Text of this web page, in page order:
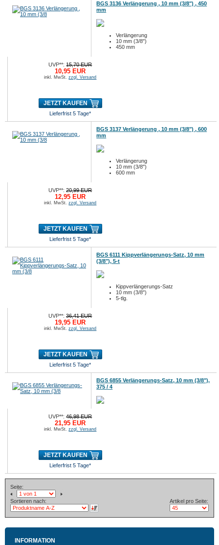
BGS 3136 Verlängerung , 10 mm (3/8") , 450
mm
Verlängerung
10 mm (3/8")
450 mm
UVP**:15,70 EUR
10,95 EUR
inkl. MwSt.zzgl. Versand
JETZT KAUFEN
Lieferfrist 5 Tage*
BGS 3137 Verlängerung , 10 mm (3/8") , 600
mm
Verlängerung
10 mm (3/8")
600 mm
UVP**:20,99 EUR
12,95 EUR
inkl. MwSt.zzgl. Versand
JETZT KAUFEN
Lieferfrist 5 Tage*
BGS 6111 Kippverlängerungs-Satz, 10 mm
(3/8"), 5-t
Kippverlängerungs-Satz
10 mm (3/8")
5-tlg.
UVP**:36,41 EUR
19,95 EUR
inkl. MwSt.zzgl. Versand
JETZT KAUFEN
Lieferfrist 5 Tage*
BGS 6855 Verlängerungs-Satz, 10 mm (3/8"),
375 / 4
UVP**:46,98 EUR
21,95 EUR
inkl. MwSt.zzgl. Versand
JETZT KAUFEN
Lieferfrist 5 Tage*
Seite:
Sortieren nach: Artikel pro Seite:
INFORMATION